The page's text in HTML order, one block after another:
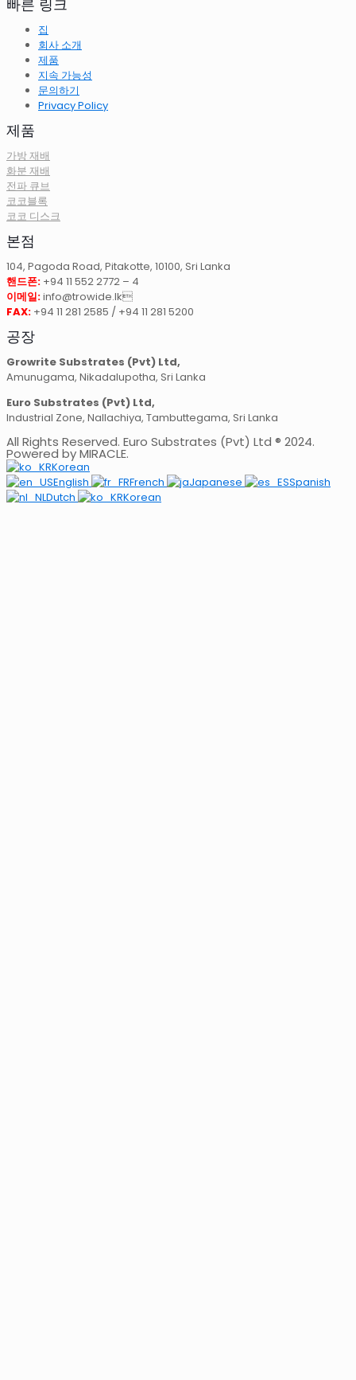
빠른 링크
집
회사 소개
제품
지속 가능성
문의하기
Privacy Policy
제품
가방 재배
화분 재배
전파 큐브
코코블록
코코 디스크
본점
104, Pagoda Road, Pitakotte, 10100, Sri Lanka
핸드폰: +94 11 552 2772 – 4
이메일:info@trowide.lk
FAX: +94 11 281 2585 / +94 11 281 5200
공장
Growrite Substrates (Pvt) Ltd,
Amunugama, Nikadalupotha, Sri Lanka
Euro Substrates (Pvt) Ltd,
Industrial Zone, Nallachiya, Tambuttegama, Sri Lanka
All Rights Reserved. Euro Substrates (Pvt) Ltd ® 2024.
Powered by MIRACLE.
Korean
English
French Japanese
Spanish
Dutch
Korean